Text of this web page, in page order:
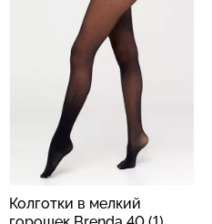
Колготки в мелкий